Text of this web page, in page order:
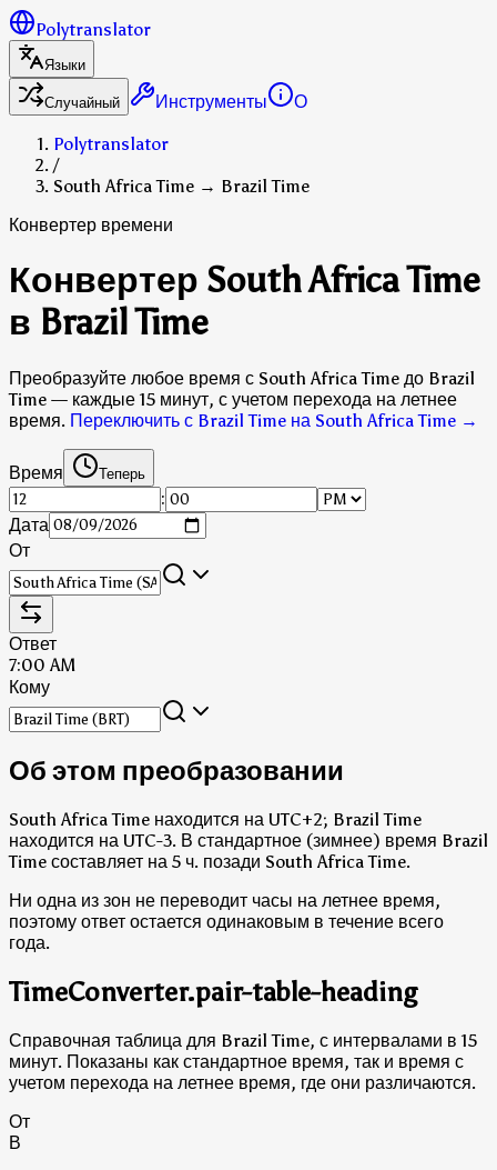
Polytranslator
Языки
Случайный
Инструменты
О
Polytranslator
/
South Africa Time → Brazil Time
Конвертер времени
Конвертер South Africa Time
в Brazil Time
Преобразуйте любое время с South Africa Time до Brazil
Time — каждые 15 минут, с учетом перехода на летнее
время. Переключить с Brazil Time на South Africa Time →
Время Теперь
:
Дата
От
Ответ
7:00 AM
Кому
Об этом преобразовании
South Africa Time находится на UTC+2; Brazil Time
находится на UTC-3. В стандартное (зимнее) время Brazil
Time составляет на 5 ч. позади South Africa Time.
Ни одна из зон не переводит часы на летнее время,
поэтому ответ остается одинаковым в течение всего
года.
TimeConverter.pair-table-heading
Справочная таблица для Brazil Time, с интервалами в 15
минут. Показаны как стандартное время, так и время с
учетом перехода на летнее время, где они различаются.
От
В